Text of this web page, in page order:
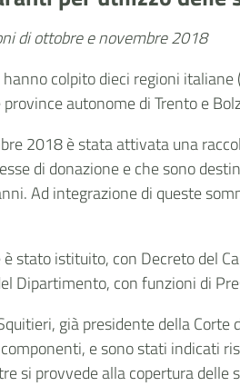
di ottobre e novembre 2018
colpito dieci regioni italiane
province autonome di Trento e
2018 è stata attivata una
di donazione e che sono
Ad integrazione di queste
stato istituito, con Decreto del
Dipartimento, con funzioni di
già presidente della
e sono stati indicati
si provvede alla copertura delle